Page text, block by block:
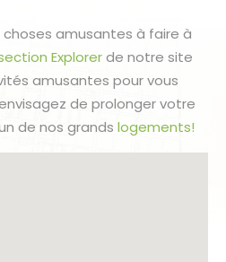
choses amusantes à faire à
Explorerde notre site
amusantes pour vous
de prolonger votre
de nos grands logements!